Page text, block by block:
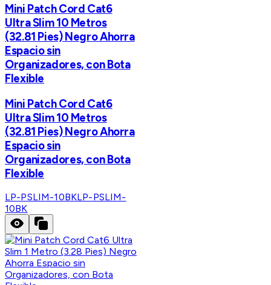
Mini Patch Cord Cat6
Ultra Slim 10 Metros
(32.81 Pies) Negro Ahorra
Espacio sin
Organizadores, con Bota
Flexible
Mini Patch Cord Cat6
Ultra Slim 10 Metros
(32.81 Pies) Negro Ahorra
Espacio sin
Organizadores, con Bota
Flexible
LP-PSLIM-10BKLP-PSLIM-
10BK